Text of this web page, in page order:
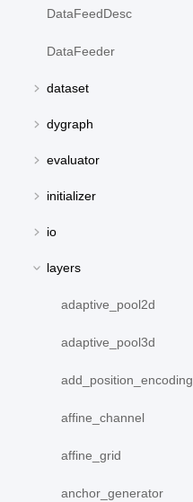
DataFeedDesc
DataFeeder
dataset
dygraph
evaluator
initializer
io
layers
adaptive_pool2d
adaptive_pool3d
add_position_encoding
affine_channel
affine_grid
anchor_generator